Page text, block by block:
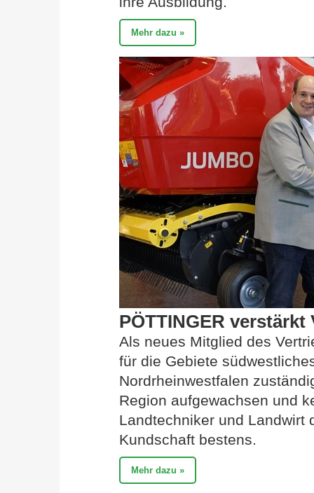
Mehr dazu »
PÖTTINGER
Als neues Mitglied des
für die Gebiete
Nordrheinwestfalen
Region aufgewachsen und
Landtechniker und Landwirt
Kundschaft bestens.
Mehr dazu »